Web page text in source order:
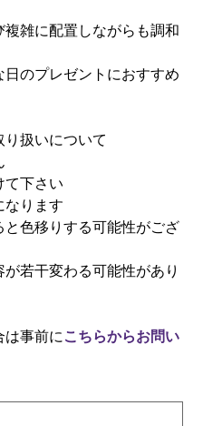
雑に配置しながらも調和
のプレゼントにおすすめ
扱いについて
て下さい
なります
と色移りする可能性がござ
が若干変わる可能性があり
は事前に こちらからお問い